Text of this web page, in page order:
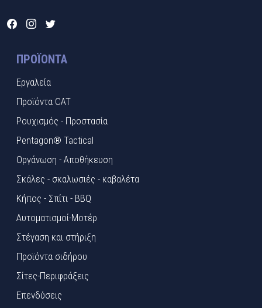
ΠΡΟΪΌΝΤΑ
Εργαλεία
Προϊόντα CAT
Ρουχισμός - Προστασία
Pentagon® Tactical
Οργάνωση - Αποθήκευση
Σκάλες - σκαλωσιές - καβαλέτα
Κήπος - Σπίτι - BBQ
Αυτοματισμοί-Μοτέρ
Στέγαση και στήριξη
Προϊόντα σιδήρου
Σίτες-Περιφράξεις
Επενδύσεις